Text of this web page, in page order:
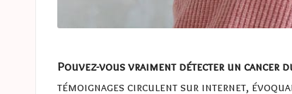
Pouvez-vous vraiment détecter un cancer
témoignages circulent sur internet,